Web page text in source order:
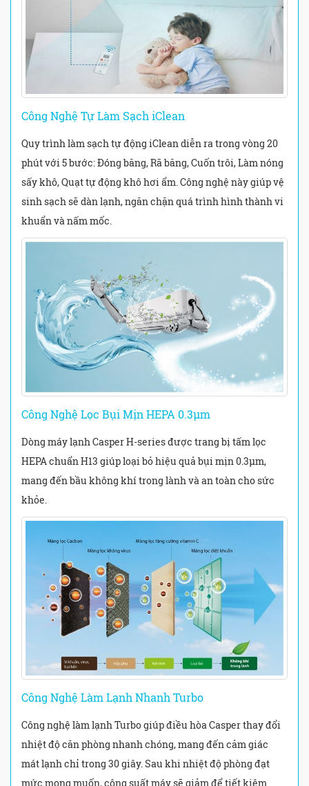
Công Nghệ Tự Làm Sạch iClean
Quy trình làm sạch tự động iClean diễn ra trong vòng 20
phút với 5 bước: Đóng băng, Rã băng, Cuốn trôi, Làm nóng
sấy khô, Quạt tự động khô hơi ẩm. Công nghệ này giúp vệ
sinh sạch sẽ dàn lạnh, ngăn chặn quá trình hình thành vi
khuẩn và nấm mốc.
Công Nghệ Lọc Bụi Mịn HEPA 0.3μm
Dòng máy lạnh Casper H-series được trang bị tấm lọc
HEPA chuẩn H13 giúp loại bỏ hiệu quả bụi mịn 0.3μm,
mang đến bầu không khí trong lành và an toàn cho sức
khỏe.
Công Nghệ Làm Lạnh Nhanh Turbo
Công nghệ làm lạnh Turbo giúp điều hòa Casper thay đổi
nhiệt độ căn phòng nhanh chóng, mang đến cảm giác
mát lạnh chỉ trong 30 giây. Sau khi nhiệt độ phòng đạt
mức mong muốn, công suất máy sẽ giảm để tiết kiệm